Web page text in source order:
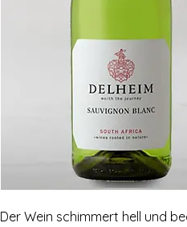
Der Wein schimmert hell und